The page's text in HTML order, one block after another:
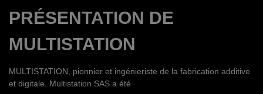
PRÉSENTATION DE
MULTISTATION
MULTISTATION, pionnier et ingénieriste de la fabrication additive
et digitale. Multistation SAS a été